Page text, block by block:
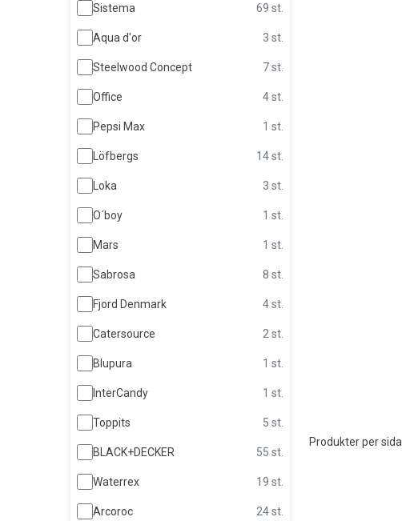
Sistema 69 st.
Aqua d'or 3 st.
Steelwood Concept 7 st.
Office 4 st.
Pepsi Max 1 st.
Löfbergs 14 st.
Loka 3 st.
O´boy 1 st.
Mars 1 st.
Sabrosa 8 st.
Fjord Denmark 4 st.
Catersource 2 st.
Blupura 1 st.
InterCandy 1 st.
Toppits 5 st.
BLACK+DECKER 55 st.
Waterrex 19 st.
Arcoroc 24 st.
Produkter per sida